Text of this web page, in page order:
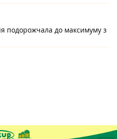
подорожчала до максимуму з